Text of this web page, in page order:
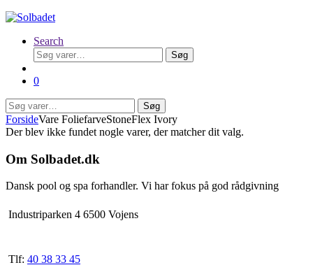
Search
Søg
efter:
Søg
0
Søg
efter:
Søg
ForsideVare FoliefarveStoneFlex Ivory
Der blev ikke fundet nogle varer, der matcher dit valg.
Om Solbadet.dk
Dansk pool og spa forhandler. Vi har fokus på god rådgivning
Industriparken 4 6500 Vojens
Tlf: 40 38 33 45